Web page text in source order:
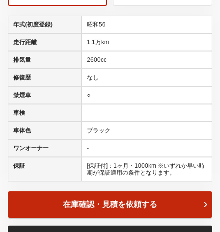
年式(初度登録) 昭和56
走行距離 1.1万km
排気量 2600cc
修復歴 なし
禁煙車 ○
車検
車体色 ブラック
ワンオーナー -
保証
[保証付]：1ヶ月・1000km ※いずれか早い時
期が保証適用の条件となります。
在庫確認・見積を依頼する